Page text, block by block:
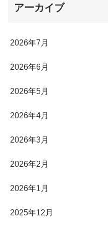
アーカイブ
2026年7月
2026年6月
2026年5月
2026年4月
2026年3月
2026年2月
2026年1月
2025年12月